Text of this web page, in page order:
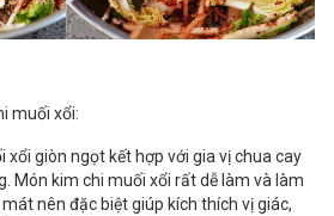
muối xổi:
giòn ngọt kết hợp với gia vị chua cay
Món kim chi muối xổi rất dễ làm và làm
nên đặc biệt giúp kích thích vị giác,